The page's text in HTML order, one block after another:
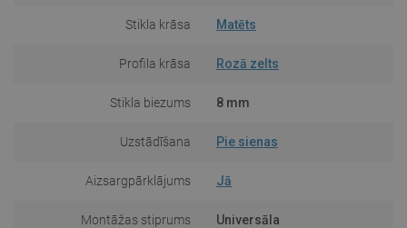
Stikla krāsa Matēts
Profila krāsa Rozā zelts
Stikla biezums 8 mm
Uzstādīšana Pie sienas
Aizsargpārklājums Jā
Montāžas stiprums Universāla